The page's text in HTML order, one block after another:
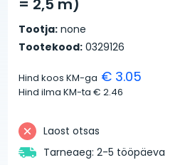
= 2,5 m)
Tootja: none
Tootekood: 0329126
Hind koos KM-ga € 3.05
Hind ilma KM-ta€ 2.46
Laost otsas
Tarneaeg: 2-5 tööpäeva